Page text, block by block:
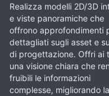
Realizza modelli 2D/3D
e viste panoramiche che
offrono approfondimenti
dettagliati sugli asset e
di progettazione. Offri ai
una visione chiara che
fruibili le informazioni
complesse, migliorando la